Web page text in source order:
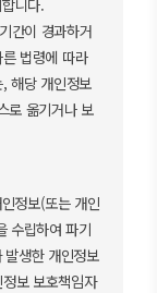
간이 경과하거
법령에 따라
해당 개인정보
로 옮기거나 보
정보(또는 개인
수립하여 파기
생한 개인정보
보 보호책임자